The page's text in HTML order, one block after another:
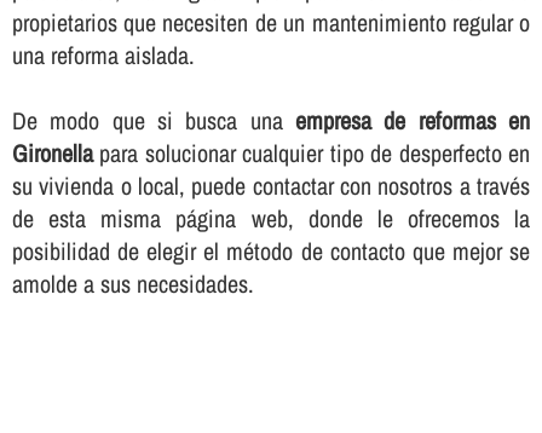
propietarios que necesiten de un mantenimiento regular o
una reforma aislada.
De modo que si busca unaempresa de reformas en
Gironellapara solucionar cualquier tipo de desperfecto en
su vivienda o local, puede contactar con nosotros a través
de esta misma página web, donde le ofrecemos la
posibilidad de elegir el método de contacto que mejor se
amolde a sus necesidades.